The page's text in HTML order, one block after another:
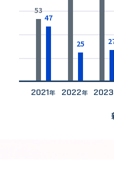
2021年 2022年 2023
53
47
25